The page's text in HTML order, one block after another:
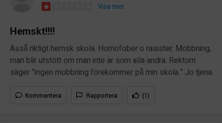
Visa mer
Hemskt!!!!
Asså riktigt hemsk skola. Homofober o rasister. Mobbning,
man blir utstött om man inte är som alla andra. Rektorn
säger ”ingen mobbning förekommer på min skola.” Jo tjena
Kommentera Rapportera (1)